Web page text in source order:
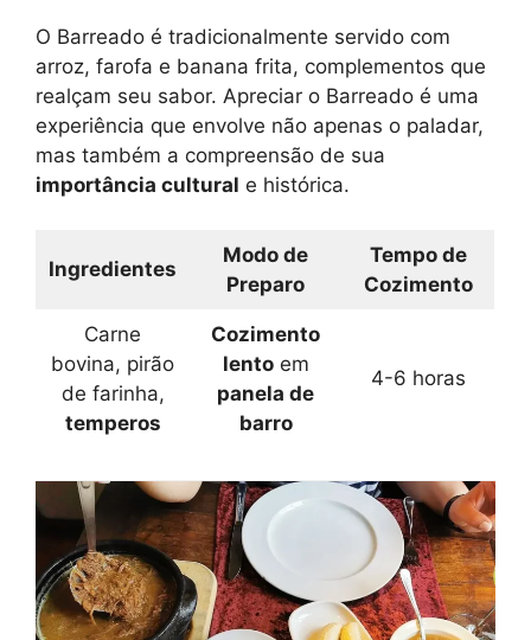
O Barreado é tradicionalmente servido com
arroz, farofa e banana frita, complementos que
realçam seu sabor. Apreciar o Barreado é uma
experiência que envolve não apenas o paladar,
mas também a compreensão de sua
importância cultural e histórica.
Ingredientes
Modo de
Preparo
Tempo de
Cozimento
Carne
bovina, pirão
de farinha,
temperos
Cozimento
lentoem
panela de
barro
4-6 horas